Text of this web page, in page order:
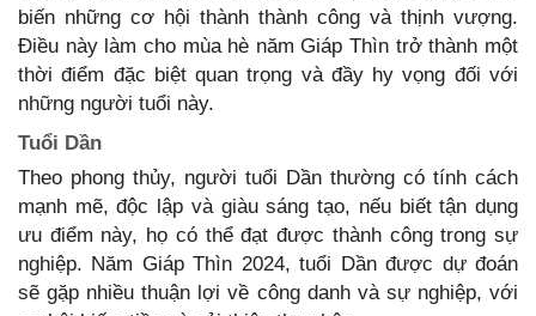
biến những cơ hội thành thành công và thịnh vượng.
Điều này làm cho mùa hè năm Giáp Thìn trở thành một
thời điểm đặc biệt quan trọng và đầy hy vọng đối với
những người tuổi này.
Tuổi Dần
Theo phong thủy, người tuổi Dần thường có tính cách
mạnh mẽ, độc lập và giàu sáng tạo, nếu biết tận dụng
ưu điểm này, họ có thể đạt được thành công trong sự
nghiệp. Năm Giáp Thìn 2024, tuổi Dần được dự đoán
sẽ gặp nhiều thuận lợi về công danh và sự nghiệp, với